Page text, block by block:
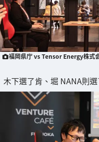
福岡県庁 vs Tensor Energy株式
木下選了肯、堀 NANA則選